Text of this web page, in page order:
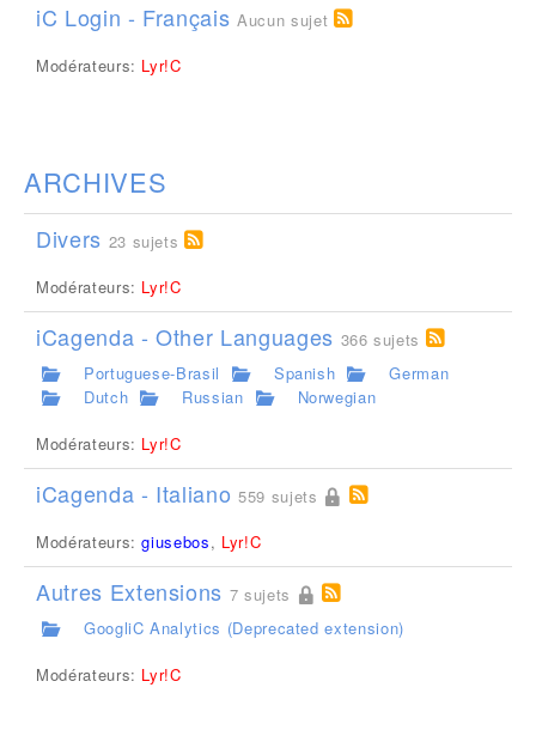
iC Login - Français Aucun sujet
Modérateurs: Lyr!C
ARCHIVES
Divers 23 sujets
Modérateurs: Lyr!C
iCagenda - Other Languages 366 sujets
Portuguese-Brasil
Spanish
German
Dutch
Russian Norwegian
Modérateurs: Lyr!C
iCagenda - Italiano 559 sujets
Modérateurs:giusebos, Lyr!C
Autres Extensions 7 sujets
GoogliC Analytics (Deprecated extension)
Modérateurs: Lyr!C